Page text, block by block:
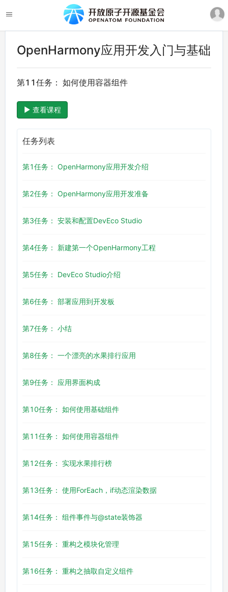
OpenHarmony应用开发入门与基础
第11任务： 如何使用容器组件
查看课程
任务列表
第1任务： OpenHarmony应用开发介绍
第2任务： OpenHarmony应用开发准备
第3任务： 安装和配置DevEco Studio
第4任务： 新建第一个OpenHarmony工程
第5任务： DevEco Studio介绍
第6任务： 部署应用到开发板
第7任务： 小结
第8任务： 一个漂亮的水果排行应用
第9任务： 应用界面构成
第10任务： 如何使用基础组件
第11任务： 如何使用容器组件
第12任务： 实现水果排行榜
第13任务： 使用ForEach，if动态渲染数据
第14任务： 组件事件与@state装饰器
第15任务： 重构之模块化管理
第16任务： 重构之抽取自定义组件